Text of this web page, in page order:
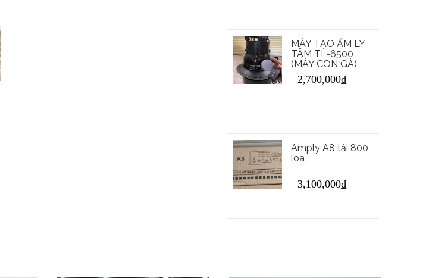
2,700,000₫
MÁY TẠO ẨM LY
TÂM TL-6500
(MÁY CON GÀ)
3,100,000₫
Amply A8 tải 800
loa